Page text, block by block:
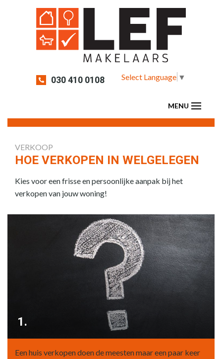
030 410 0108 Select Language ▼
VERKOOP
HOE VERKOPEN IN WELGELEGEN
Kies voor een frisse en persoonlijke aanpak bij het
verkopen van jouw woning!
1.
Een huis verkopen doen de meesten maar een paar keer